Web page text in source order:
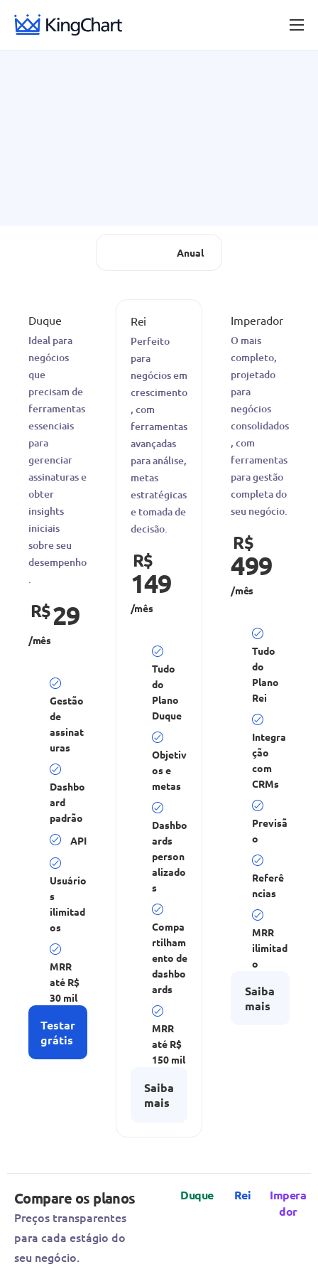
Anual
Duque
Ideal para
negócios
que
precisam de
ferramentas
essenciais
para
gerenciar
assinaturas e
obter
insights
iniciais
sobre seu
desempenho
.
R$29
/mês
Gestão
de
assinat
uras
Dashbo
ard
padrão
API
Usuário
s
ilimitad
os
MRR
até R$
30 mil
Testar
grátis
Rei
Perfeito
para
negócios em
crescimento
, com
ferramentas
avançadas
para análise,
metas
estratégicas
e tomada de
decisão.
R$
149
/mês
Tudo
do
Plano
Duque
Objetiv
os e
metas
Dashbo
ards
person
alizado
s
Compa
rtilham
ento de
dashbo
ards
MRR
até R$
150 mil
Saiba
mais
Imperador
O mais
completo,
projetado
para
negócios
consolidados
, com
ferramentas
para gestão
completa do
seu negócio.
R$
499
/mês
Tudo
do
Plano
Rei
Integra
ção
com
CRMs
Previsã
o
Referê
ncias
MRR
ilimitad
o
Saiba
mais
Compare os planos
Preços transparentes
para cada estágio do
seu negócio.
Duque Rei
Impera
dor